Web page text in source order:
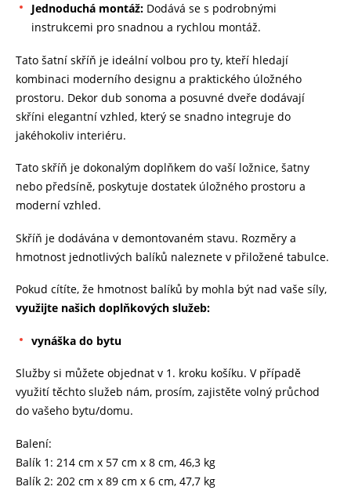
Jednoduchá montáž: Dodává se s podrobnými
instrukcemi pro snadnou a rychlou montáž.
Tato šatní skříň je ideální volbou pro ty, kteří hledají
kombinaci moderního designu a praktického úložného
prostoru. Dekor dub sonoma a posuvné dveře dodávají
skříni elegantní vzhled, který se snadno integruje do
jakéhokoliv interiéru.
Tato skříň je dokonalým doplňkem do vaší ložnice, šatny
nebo předsíně, poskytuje dostatek úložného prostoru a
moderní vzhled.
Skříň je dodávána v demontovaném stavu. Rozměry a
hmotnost jednotlivých balíků naleznete v přiložené tabulce.
Pokud cítíte, že hmotnost balíků by mohla být nad vaše síly,
využijte našich doplňkových služeb:
vynáška do bytu
Služby si můžete objednat v 1. kroku košíku. V případě
využití těchto služeb nám, prosím, zajistěte volný průchod
do vašeho bytu/domu.
Balení:
Balík 1: 214 cm x 57 cm x 8 cm, 46,3 kg
Balík 2: 202 cm x 89 cm x 6 cm, 47,7 kg